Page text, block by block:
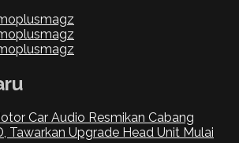
Car Audio Resmikan Cabang
Tawarkan Upgrade Head Unit Mulai